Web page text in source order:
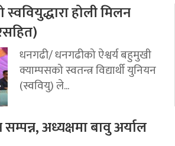
स्ववियुद्धारा होली मिलन
धनगढी/ धनगढीको ऐश्वर्य बहुमुखी
क्याम्पसको स्वतन्त्र विद्यार्थी युनियन
(स्ववियु) ले...
अध्यक्षमा बावु अर्याल